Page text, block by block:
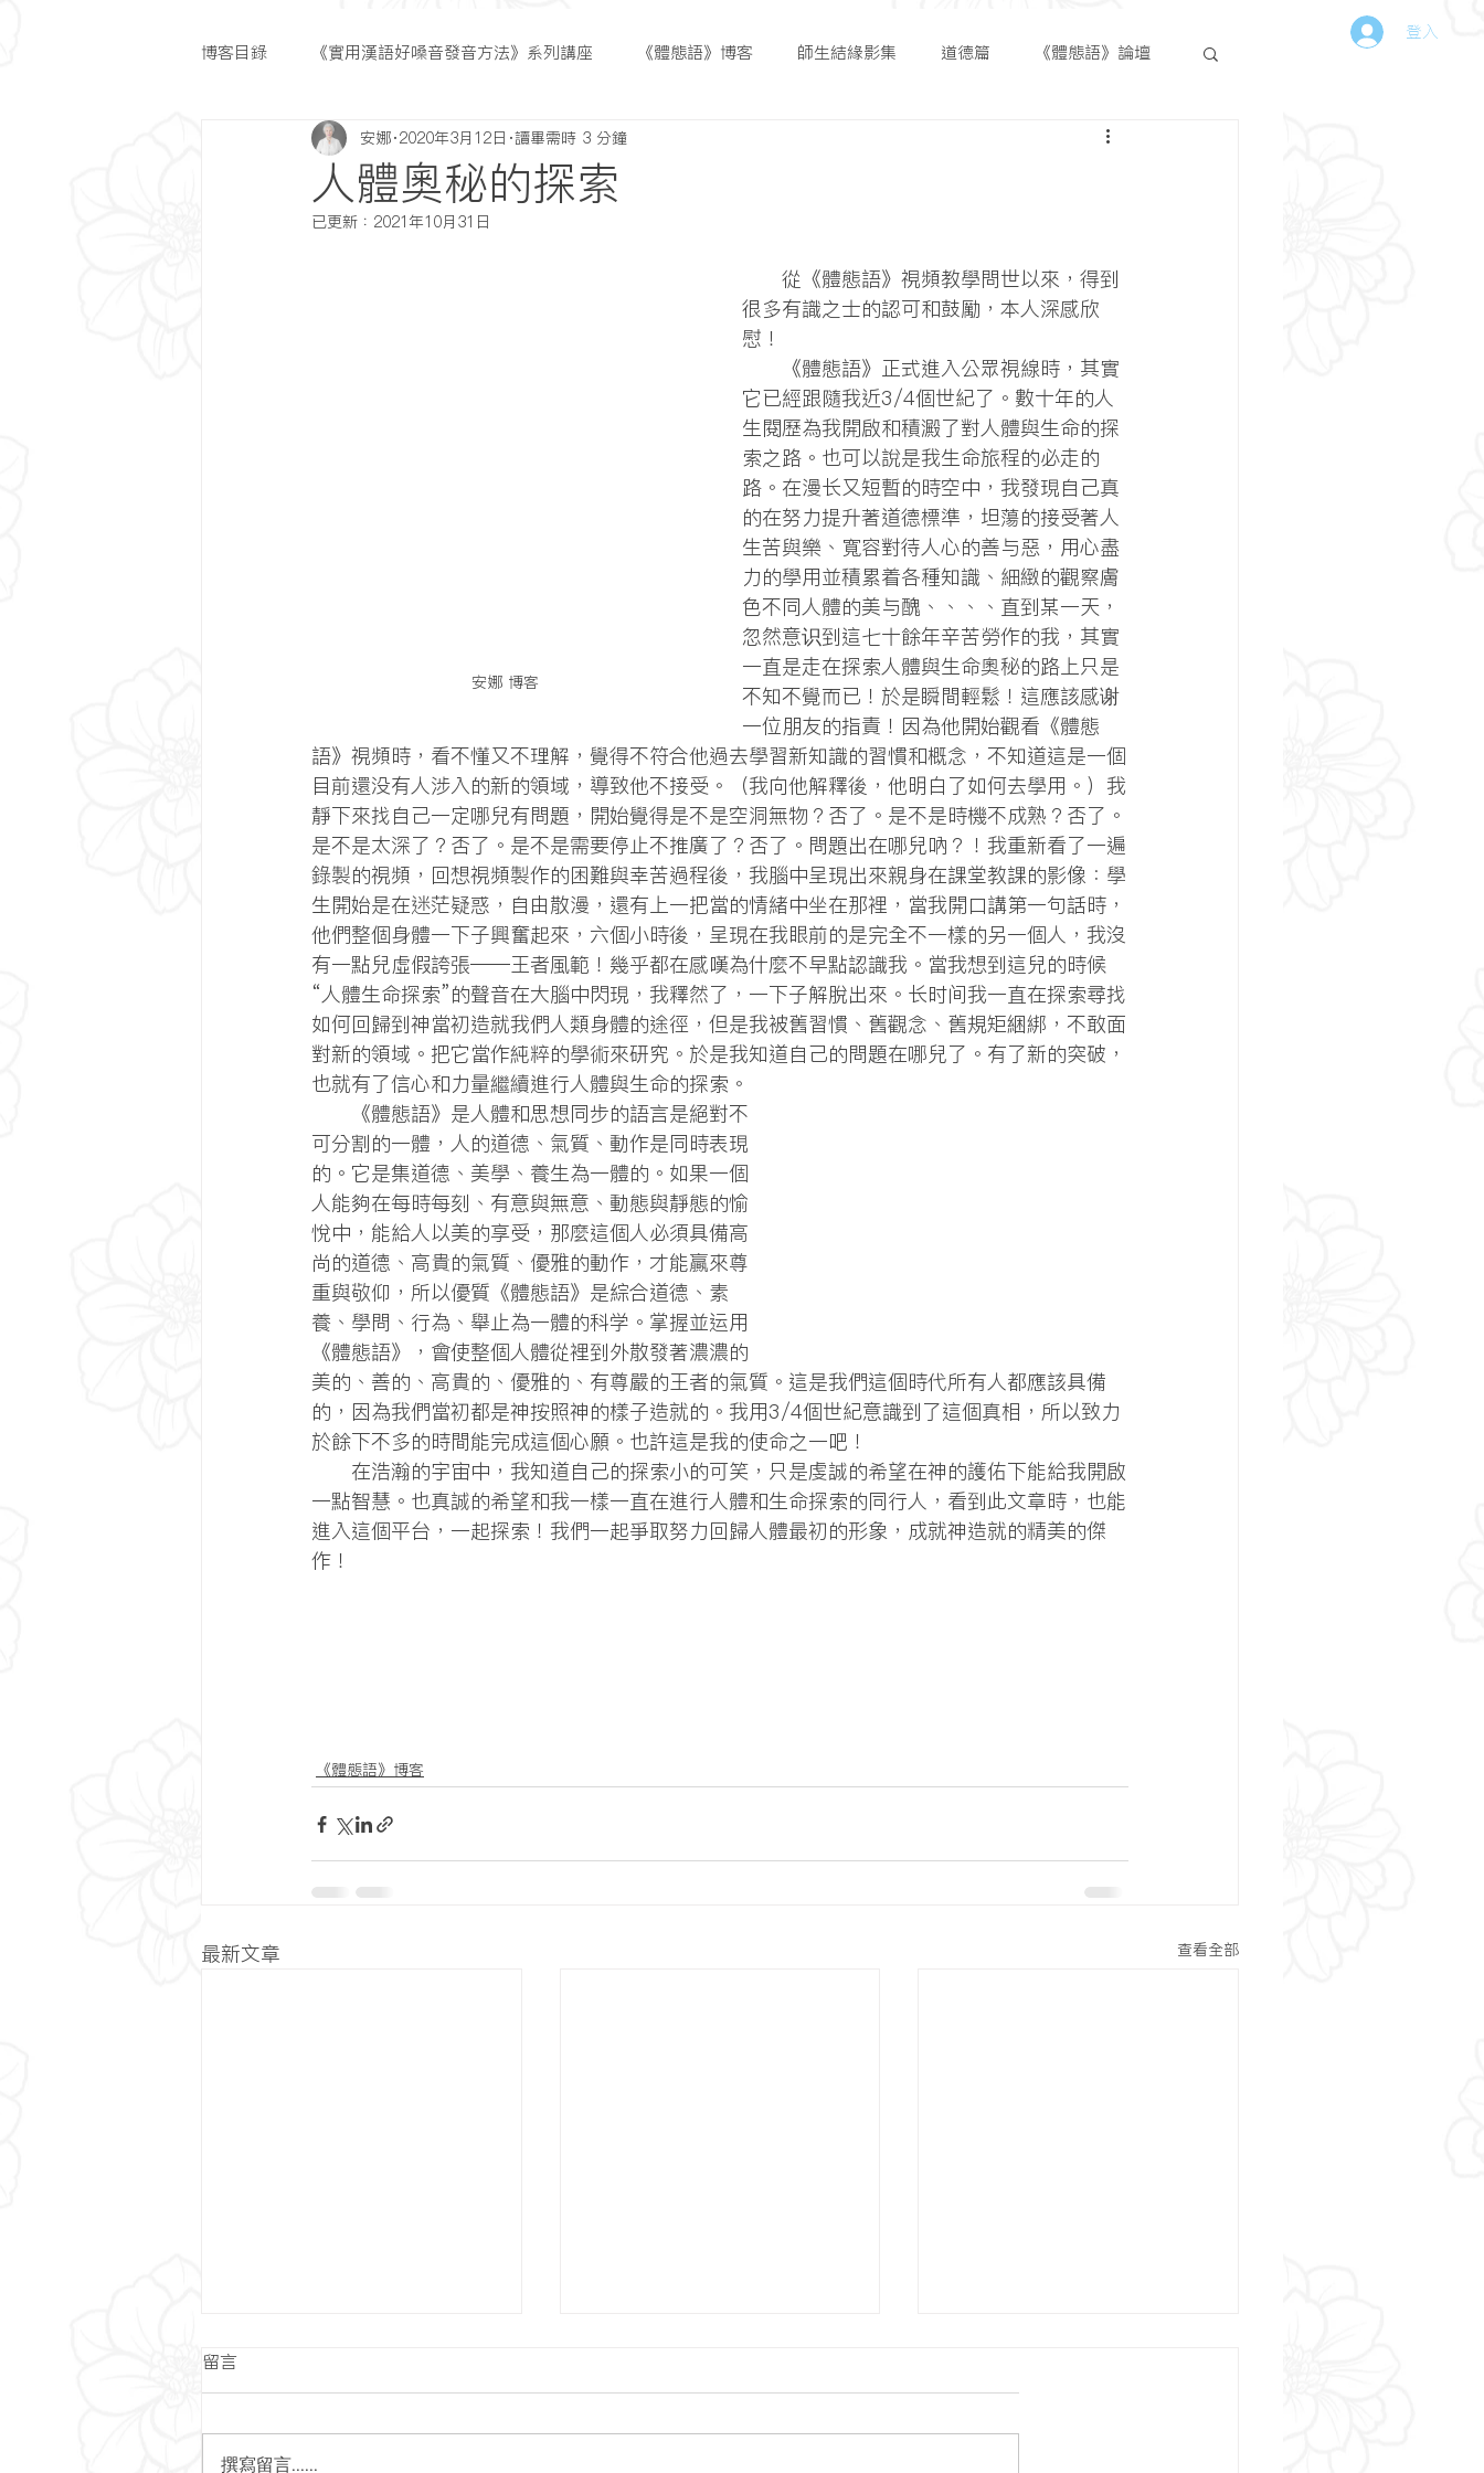
登入
博客目錄
《實用漢語好嗓音發音方法》系列講座 《體態語》博客 師生結緣影集 道德篇 《體態語》論壇
人體奧秘的探索
安娜 2020年3月12日 讀畢需時 3 分鐘
已更新： 2021年10月31日
安娜 博客
很多有識之士的認可和鼓勵，本人深感欣
慰！
它已經跟隨我近3/4個世紀了。數十年的人
生閱歷為我開啟和積澱了對人體與生命的探
索之路。也可以說是我生命旅程的必走的
路。在漫长又短暫的時空中，我發現自己真
的在努力提升著道德標準，坦蕩的接受著人
生苦與樂、寬容對待人心的善与惡，用心盡
力的學用並積累着各種知識、細緻的觀察膚
色不同人體的美与醜、、、、直到某一天，
忽然意识到這七十餘年辛苦勞作的我，其實
一直是走在探索人體與生命奧秘的路上只是
不知不覺而已！於是瞬間輕鬆！這應該感谢
一位朋友的指責！因為他開始觀看《體態
語》視頻時，看不懂又不理解，覺得不符合他過去學習新知識的習慣和概念，不知道這是一個
目前還没有人涉入的新的領域，導致他不接受。（我向他解釋後，他明白了如何去學用。）我
靜下來找自己一定哪兒有問題，開始覺得是不是空洞無物？否了。是不是時機不成熟？否了。
是不是太深了？否了。是不是需要停止不推廣了？否了。問題出在哪兒吶？！我重新看了一遍
錄製的視頻，回想視頻製作的困難與幸苦過程後，我腦中呈現出來親身在課堂教課的影像：學
生開始是在迷茫疑惑，自由散漫，還有上一把當的情緒中坐在那裡，當我開口講第一句話時，
他們整個身體一下子興奮起來，六個小時後，呈現在我眼前的是完全不一樣的另一個人，我沒
有一點兒虛假誇張——王者風範！幾乎都在感嘆為什麼不早點認識我。當我想到這兒的時候
“人體生命探索”的聲音在大腦中閃現，我釋然了，一下子解脫出來。长时间我一直在探索尋找
如何回歸到神當初造就我們人類身體的途徑，但是我被舊習慣、舊觀念、舊規矩綑綁，不敢面
對新的領域。把它當作純粹的學術來研究。於是我知道自己的問題在哪兒了。有了新的突破，
也就有了信心和力量繼續進行人體與生命的探索。
可分割的一體，人的道德、氣質、動作是同時表現
的。它是集道德、美學、養生為一體的。如果一個
人能夠在每時每刻、有意與無意、動態與靜態的愉
悅中，能給人以美的享受，那麼這個人必須具備高
尚的道德、高貴的氣質、優雅的動作，才能贏來尊
重與敬仰，所以優質《體態語》是綜合道德、素
養、學問、行為、舉止為一體的科学。掌握並运用
《體態語》，會使整個人體從裡到外散發著濃濃的
美的、善的、高貴的、優雅的、有尊嚴的王者的氣質。這是我們這個時代所有人都應該具備
的，因為我們當初都是神按照神的樣子造就的。我用3/4個世紀意識到了這個真相，所以致力
於餘下不多的時間能完成這個心願。也許這是我的使命之一吧！
一點智慧。也真誠的希望和我一樣一直在進行人體和生命探索的同行人，看到此文章時，也能
進入這個平台，一起探索！我們一起爭取努力回歸人體最初的形象，成就神造就的精美的傑
作！
《體態語》博客
最新文章 查看全部
留言
撰寫留言......